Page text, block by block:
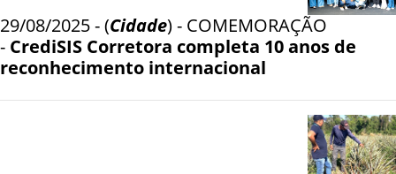
29/08/2025 - (Cidade) - COMEMORAÇÃO
- CrediSIS Corretora completa 10 anos de
reconhecimento internacional